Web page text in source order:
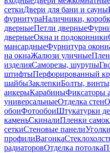
сеткиДвери для бани и сауны
фурнитураНаличники,
дверныеПетли дверные
дверныеОкна и подоконники
мансардныеФурнитура
на окнаЖалюзи уличные
изделияСаморезы, шурупы
штифтыПерфорированный
шайбыЗаклепкиБолты,
анкерыКарабиныФиксаторы
универсальныеОтделка стен
обоиФотообоиШтукатурки
каменьСкиналиПленки
сеткиСтеновые панели
профилиВагонка
радиаторовОтделка потолка